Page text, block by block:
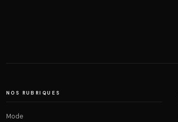
NOS RUBRIQUES
Mode